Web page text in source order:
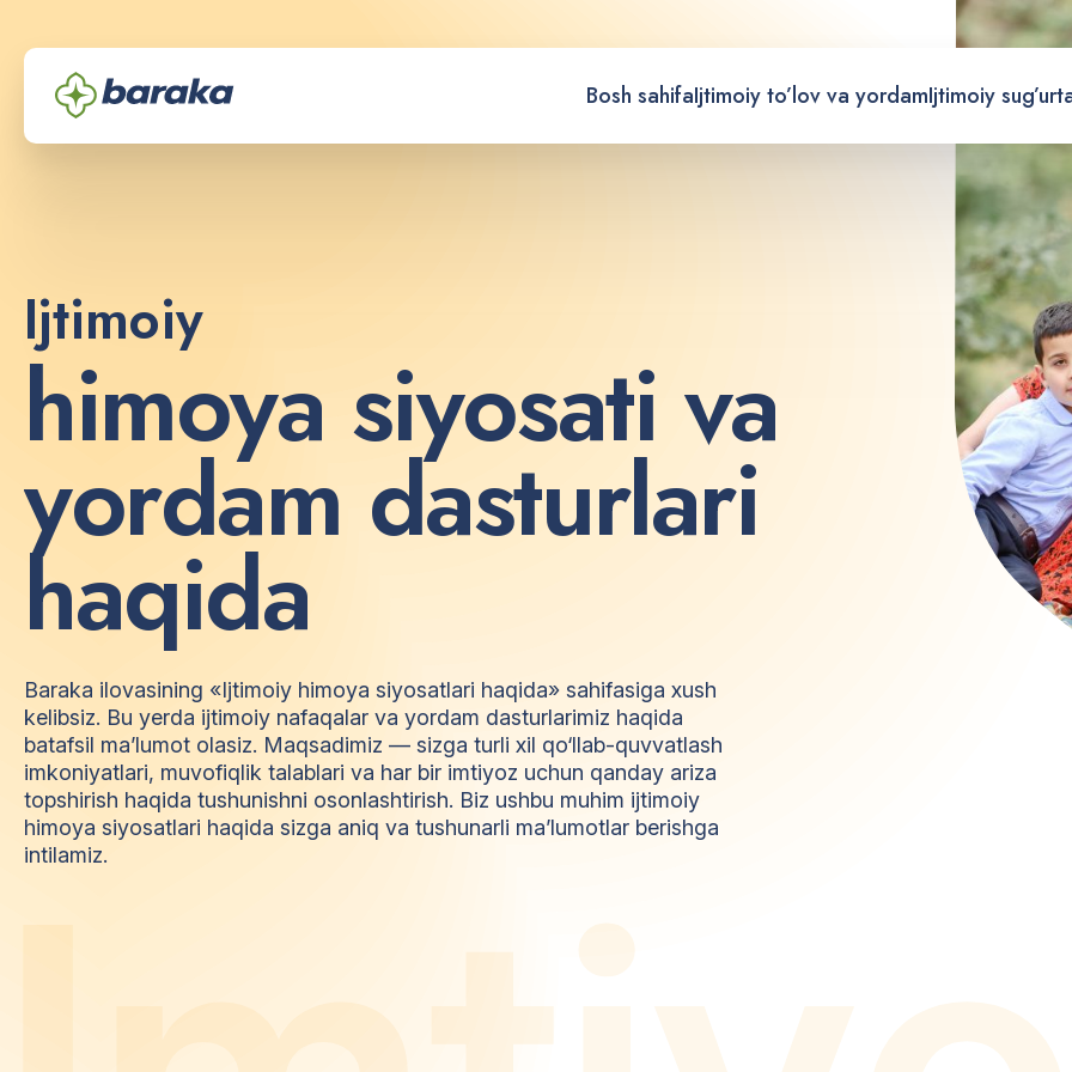
Bosh sahifaIjtimoiy to’lov va yordamIjtimoiy
Ijtimoiy
himoya siyosati va
yordam dasturlari
haqida
Baraka ilovasining «Ijtimoiy himoya siyosatlari haqida» sahifasiga xush
kelibsiz. Bu yerda ijtimoiy nafaqalar va yordam dasturlarimiz haqida
batafsil ma’lumot olasiz. Maqsadimiz — sizga turli xil qo‘llab-quvvatlash
imkoniyatlari, muvofiqlik talablari va har bir imtiyoz uchun qanday ariza
topshirish haqida tushunishni osonlashtirish. Biz ushbu muhim ijtimoiy
himoya siyosatlari haqida sizga aniq va tushunarli ma’lumotlar berishga
intilamiz.